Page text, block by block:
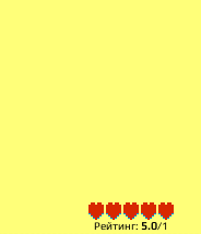
Рейтинг: 5.0/1